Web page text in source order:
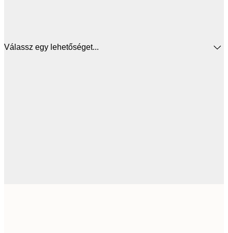
Válassz egy lehetőséget...